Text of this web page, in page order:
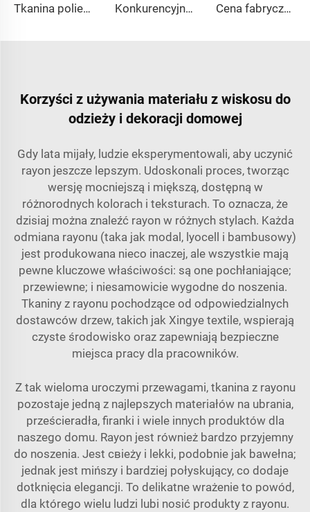
Tkanina poliestrowa rayon dwójka 80% Poliester 20% Bambosz 270g/m tkanina tr dla męskich garniturów Konkurencyjna cena tkaniny tr 80% poliestru 20% rayonu dla męskich garniturów i koszulek Cena fabryczna tkanina tr80/20 80% poliestru i 20% rayonu dla męskich garniturów
Korzyści z używania materiału z wiskosu do
odzieży i dekoracji domowej
Gdy lata mijały, ludzie eksperymentowali, aby uczynić
rayon jeszcze lepszym. Udoskonali proces, tworząc
wersję mocniejszą i miększą, dostępną w
różnorodnych kolorach i teksturach. To oznacza, że
dzisiaj można znaleźć rayon w różnych stylach. Każda
odmiana rayonu (taka jak modal, lyocell i bambusowy)
jest produkowana nieco inaczej, ale wszystkie mają
pewne kluczowe właściwości: są one pochłaniające;
przewiewne; i niesamowicie wygodne do noszenia.
Tkaniny z rayonu pochodzące od odpowiedzialnych
dostawców drzew, takich jak Xingye textile, wspierają
czyste środowisko oraz zapewniają bezpieczne
miejsca pracy dla pracowników.
Z tak wieloma uroczymi przewagami, tkanina z rayonu
pozostaje jedną z najlepszych materiałów na ubrania,
prześcieradła, firanki i wiele innych produktów dla
naszego domu. Rayon jest również bardzo przyjemny
do noszenia. Jest свieży i lekki, podobnie jak bawełna;
jednak jest mińszy i bardziej połyskujący, co dodaje
dotknięcia elegancji. To delikatne wrażenie to powód,
dla którego wielu ludzi lubi nosić produkty z rayonu.